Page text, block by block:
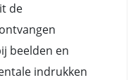
de
beelden en
indrukken